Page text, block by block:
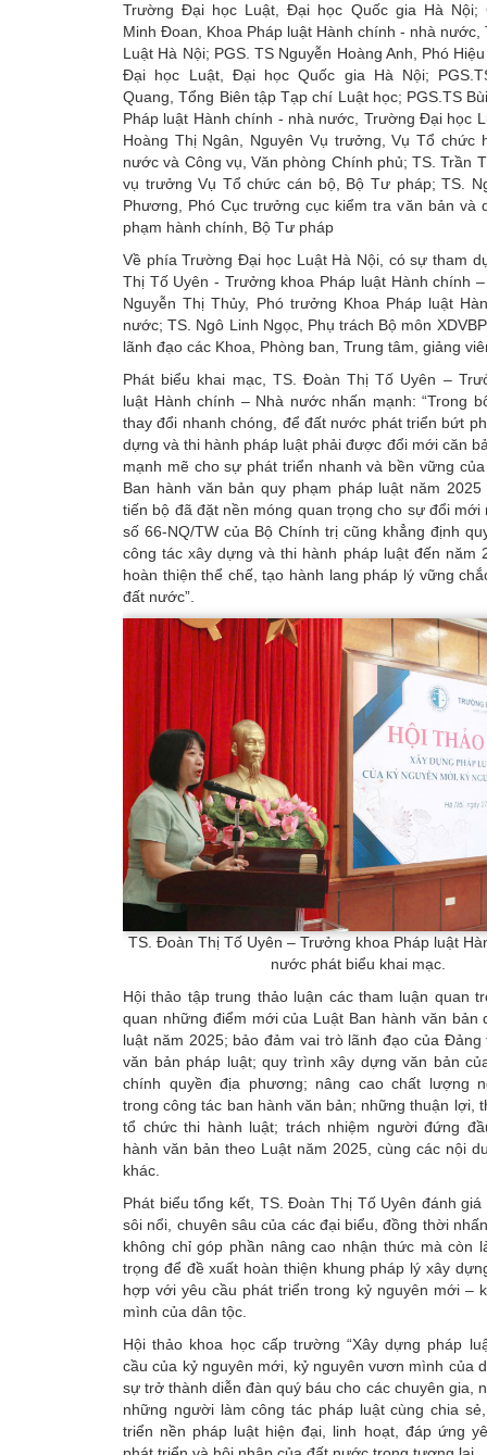
Trường Đại học Luật, Đại học Quốc gia Hà Nội;
Minh Đoan, Khoa Pháp luật Hành chính - nhà
Luật Hà Nội; PGS. TS Nguyễn Hoàng Anh, Phó
Đại học Luật, Đại học Quốc gia Hà Nội;
Quang, Tổng Biên tập Tạp chí Luật học; PGS.TS
Pháp luật Hành chính - nhà nước, Trường Đại học
Hoàng Thị Ngân, Nguyên Vụ trưởng, Vụ Tổ chức
nước và Công vụ, Văn phòng Chính phủ; TS. Trần
vụ trưởng Vụ Tổ chức cán bộ, Bộ Tư pháp; TS.
Phương, Phó Cục trưởng cục kiểm tra văn bản và
phạm hành chính, Bộ Tư pháp
Về phía Trường Đại học Luật Hà Nội, có sự tham
Thị Tố Uyên - Trưởng khoa Pháp luật Hành chính
Nguyễn Thị Thủy, Phó trưởng Khoa Pháp luật
nước; TS. Ngô Linh Ngọc, Phụ trách Bộ môn
lãnh đạo các Khoa, Phòng ban, Trung tâm, giảng
Phát biểu khai mạc, TS. Đoàn Thị Tố Uyên –
luật Hành chính – Nhà nước nhấn mạnh: “Trong
thay đổi nhanh chóng, để đất nước phát triển bứt
dựng và thi hành pháp luật phải được đổi mới căn
mạnh mẽ cho sự phát triển nhanh và bền vững
Ban hành văn bản quy phạm pháp luật năm
tiến bộ đã đặt nền móng quan trọng cho sự đổi mới
số 66-NQ/TW của Bộ Chính trị cũng khẳng định
công tác xây dựng và thi hành pháp luật đến năm
hoàn thiện thể chế, tạo hành lang pháp lý vững
đất nước”.
TS. Đoàn Thị Tố Uyên – Trưởng khoa Pháp luật
nước phát biểu khai mạc.
Hội thảo tập trung thảo luận các tham luận quan
quan những điểm mới của Luật Ban hành văn bản
luật năm 2025; bảo đảm vai trò lãnh đạo của Đảng
văn bản pháp luật; quy trình xây dựng văn bản
chính quyền địa phương; nâng cao chất lượng
trong công tác ban hành văn bản; những thuận lợi,
tổ chức thi hành luật; trách nhiệm người đứng
hành văn bản theo Luật năm 2025, cùng các nội
khác.
Phát biểu tổng kết, TS. Đoàn Thị Tố Uyên đánh
sôi nổi, chuyên sâu của các đại biểu, đồng thời
không chỉ góp phần nâng cao nhận thức mà còn
trọng để đề xuất hoàn thiện khung pháp lý xây
hợp với yêu cầu phát triển trong kỷ nguyên mới –
mình của dân tộc.
Hội thảo khoa học cấp trường “Xây dựng pháp
cầu của kỷ nguyên mới, kỷ nguyên vươn mình của
sự trở thành diễn đàn quý báu cho các chuyên gia,
những người làm công tác pháp luật cùng chia
triển nền pháp luật hiện đại, linh hoạt, đáp ứng